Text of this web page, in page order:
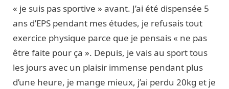
« je suis pas sportive » avant. J’ai été dispensée 5
ans d’EPS pendant mes études, je refusais tout
exercice physique parce que je pensais « ne pas
être faite pour ça ». Depuis, je vais au sport tous
les jours avec un plaisir immense pendant plus
d’une heure, je mange mieux, j’ai perdu 20kg et je